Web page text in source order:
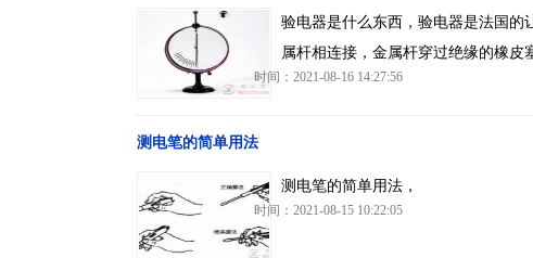
验电器是什么东西，验电器是法国的
属杆相连接，金属杆穿过绝缘的橡皮
时间：2021-08-16 14:27:56
测电笔的简单用法
测电笔的简单用法，
时间：2021-08-15 10:22:05